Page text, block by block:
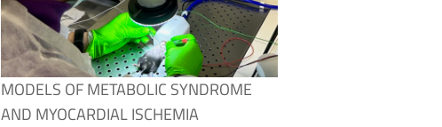
MODELS OF METABOLIC SYNDROME
AND MYOCARDIAL ISCHEMIA